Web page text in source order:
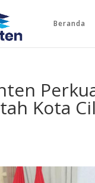
Beranda
Kota